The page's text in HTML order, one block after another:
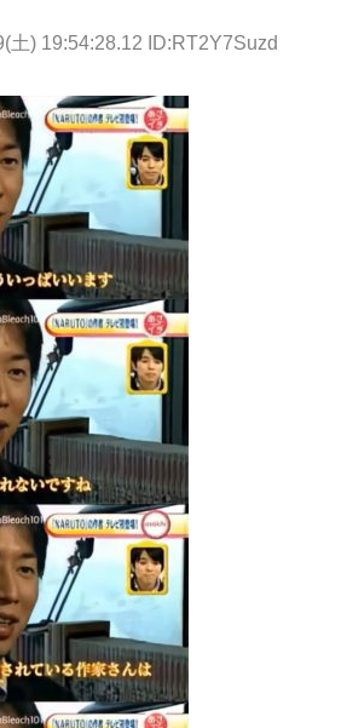
土) 19:54:28.12 ID:RT2Y7Suzd